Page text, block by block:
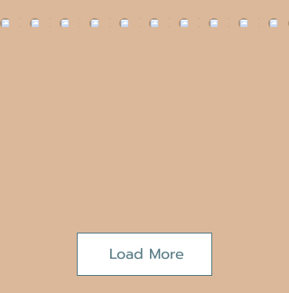
Load More